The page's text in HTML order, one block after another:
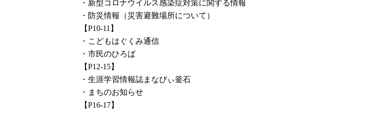
・新型コロナウイルス感染症対策に関する情報
・防災情報（災害避難場所について）
【P10-11】
・こどもはぐくみ通信
・市民のひろば
【P12-15】
・生涯学習情報誌まなびぃ釜石
・まちのお知らせ
【P16-17】